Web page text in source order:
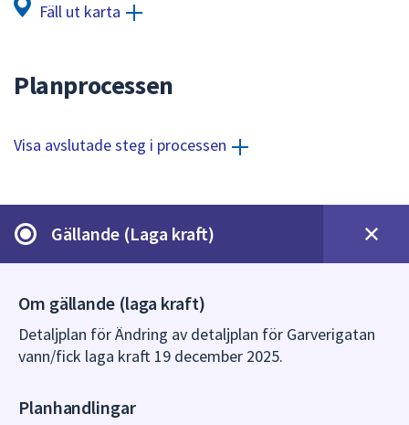
Fäll ut karta
Planprocessen
Visa avslutade steg i processen
Gällande (Laga kraft)
Om gällande (laga kraft)
Detaljplan för Ändring av detaljplan för Garverigatan
vann/fick laga kraft 19 december 2025.
Planhandlingar